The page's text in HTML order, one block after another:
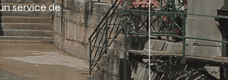
service de